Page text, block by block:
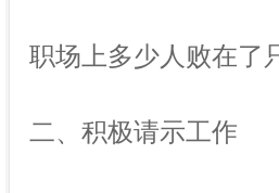
职场上多少人败在了
二、积极请示工作